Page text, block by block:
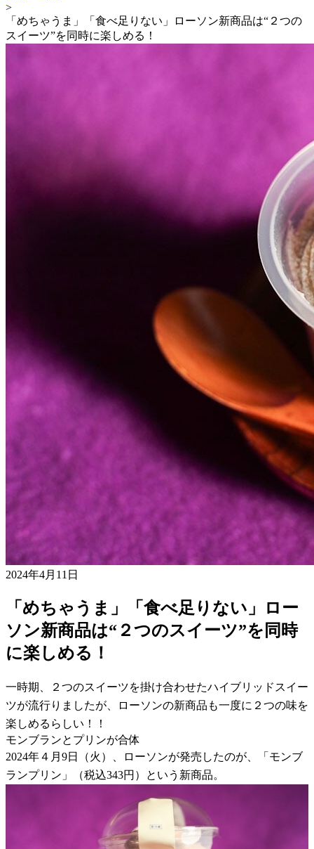
>
「めちゃうま」「食べ足りない」ローソン新商品は“２つの
スイーツ”を同時に楽しめる！
2024年4月11日
「めちゃうま」「食べ足りない」ロー
ソン新商品は“２つのスイーツ”を同時
に楽しめる！
一時期、２つのスイーツを掛け合わせたハイブリッドスイー
ツが流行りましたが、ローソンの新商品も一度に２つの味を
楽しめるらしい！！
モンブランとプリンが合体
2024年４月9日（火）、ローソンが発売したのが、「モンブ
ランプリン」（税込343円）という新商品。